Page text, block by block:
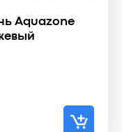
Aquazone